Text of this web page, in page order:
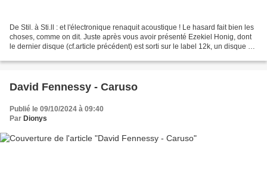
De Stil. à Sti.ll : et l'électronique renaquit acoustique ! Le hasard fait bien les
choses, comme on dit. Juste après vous avoir présenté Ezekiel Honig, dont
le dernier disque (cf.article précédent) est sorti sur le label 12k, un disque de
David Fennessy - Caruso
Publié le 09/10/2024 à 09:40
Par Dionys